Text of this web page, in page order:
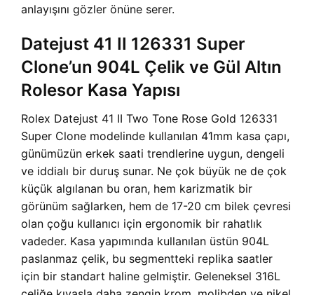
anlayışını gözler önüne serer.
Datejust 41 II 126331 Super
Clone’un 904L Çelik ve Gül Altın
Rolesor Kasa Yapısı
Rolex Datejust 41 II Two Tone Rose Gold 126331
Super Clone modelinde kullanılan 41mm kasa çapı,
günümüzün erkek saati trendlerine uygun, dengeli
ve iddialı bir duruş sunar. Ne çok büyük ne de çok
küçük algılanan bu oran, hem karizmatik bir
görünüm sağlarken, hem de 17-20 cm bilek çevresi
olan çoğu kullanıcı için ergonomik bir rahatlık
vadeder. Kasa yapımında kullanılan üstün 904L
paslanmaz çelik, bu segmentteki replika saatler
için bir standart haline gelmiştir. Geleneksel 316L